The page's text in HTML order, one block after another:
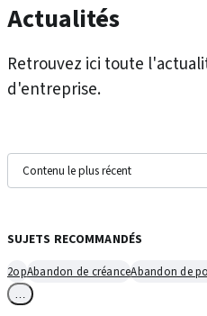
Actualités
Retrouvez ici toute
d'entreprise.
SUJETS RECOMMANDÉS
2opAbandon de créanceAbandon de